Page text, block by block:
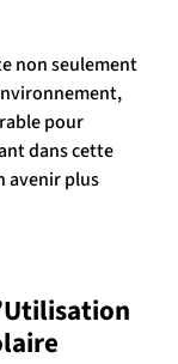
non seulement
pour
dans cette
avenir plus